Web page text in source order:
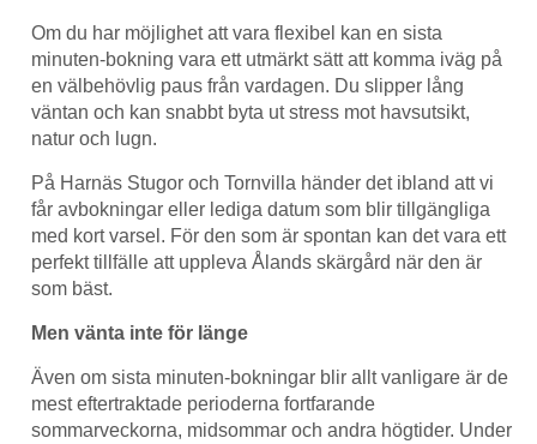
Om du har möjlighet att vara flexibel kan en sista
minuten-bokning vara ett utmärkt sätt att komma iväg på
en välbehövlig paus från vardagen. Du slipper lång
väntan och kan snabbt byta ut stress mot havsutsikt,
natur och lugn.
På Harnäs Stugor och Tornvilla händer det ibland att vi
får avbokningar eller lediga datum som blir tillgängliga
med kort varsel. För den som är spontan kan det vara ett
perfekt tillfälle att uppleva Ålands skärgård när den är
som bäst.
Men vänta inte för länge
Även om sista minuten-bokningar blir allt vanligare är de
mest eftertraktade perioderna fortfarande
sommarveckorna, midsommar och andra högtider. Under